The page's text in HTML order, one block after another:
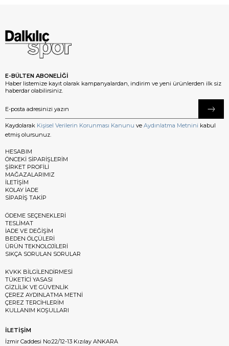
E-BÜLTEN ABONELİĞİ
Haber listemize kayıt olarak kampanyalardan, indirim ve yeni ürünlerden ilk siz
haberdar olabilirsiniz.
Kaydolarak Kişisel Verilerin Korunması Kanunu ve Aydınlatma Metnini kabul
etmiş olursunuz.
HESABIM
ÖNCEKİ SİPARİŞLERİM
ŞİRKET PROFİLİ
MAĞAZALARIMIZ
İLETİŞİM
KOLAY İADE
SİPARİŞ TAKİP
ÖDEME SEÇENEKLERİ
TESLİMAT
İADE VE DEĞİŞİM
BEDEN ÖLÇÜLERİ
ÜRÜN TEKNOLOJİLERİ
SIKÇA SORULAN SORULAR
KVKK BİLGİLENDİRMESİ
TÜKETİCİ YASASI
GİZLİLİK VE GÜVENLİK
ÇEREZ AYDINLATMA METNİ
ÇEREZ TERCİHLERİM
KULLANIM KOŞULLARI
İLETİŞİM
İzmir Caddesi No:22/12-13 Kızılay ANKARA